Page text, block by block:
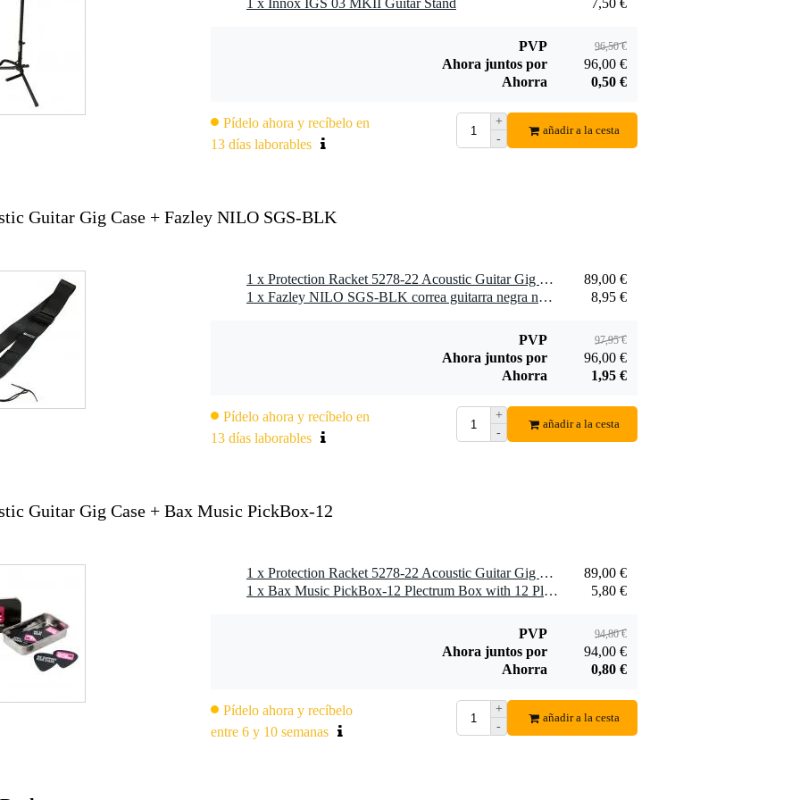
gr
x 55,0 x 30,5 cm
adicionales
12,5 cm
Innox IGS 04
soporte para
guitarra acústica
9,95 €
1 x Innox IGS 03 MKII Guitar Stand
7,50 €
PVP 96,50 €
Ahora juntos por
96,00 €
Ahorra
0,50 €
Pídelo ahora y recíbelo en
13 días laborables
+
-
añadir a la cesta
Guitar Gig Case + Fazley NILO SGS-BLK
1 x Protection Racket 5278-22 Acoustic Guitar Gig Case bolsa para guitarra western
89,00 €
1 x Fazley NILO SGS-BLK correa guitarra negra nylon
8,95 €
PVP 97,95 €
Ahora juntos por
96,00 €
Ahorra
1,95 €
Pídelo ahora y recíbelo en
13 días laborables
+
-
añadir a la cesta
Guitar Gig Case + Bax Music PickBox-12
1 x Protection Racket 5278-22 Acoustic Guitar Gig Case bolsa para guitarra western
89,00 €
1 x Bax Music PickBox-12 Plectrum Box with 12 Plectrums (0.46mm)
5,80 €
PVP 94,80 €
Ahora juntos por
94,00 €
Ahorra
0,80 €
Pídelo ahora y recíbelo
entre 6 y 10 semanas
+
-
añadir a la cesta